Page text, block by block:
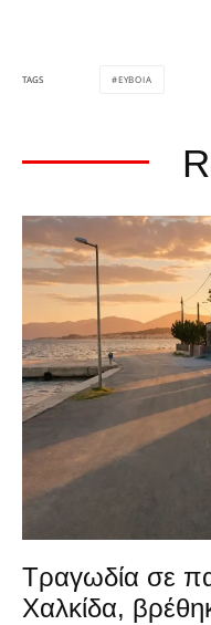
TAGS ΕΥΒΟΙΑ
Τραγωδία σε
Χαλκίδα,